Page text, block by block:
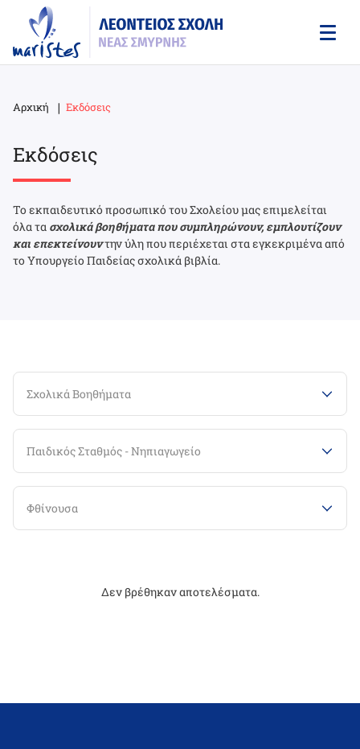
content
Breadcrumb
Αρχική Εκδόσεις
Εκδόσεις
Το εκπαιδευτικό προσωπικό του Σχολείου μας επιμελείται
όλα τα σχολικά βοηθήματα που συμπληρώνουν, εμπλουτίζουν
και επεκτείνουντην ύλη που περιέχεται στα εγκεκριμένα από
το Υπουργείο Παιδείας σχολικά βιβλία.
Σχολικά Βοηθήματα
Παιδικός Σταθμός - Νηπιαγωγείο
Φθίνουσα
Δεν βρέθηκαν αποτελέσματα.